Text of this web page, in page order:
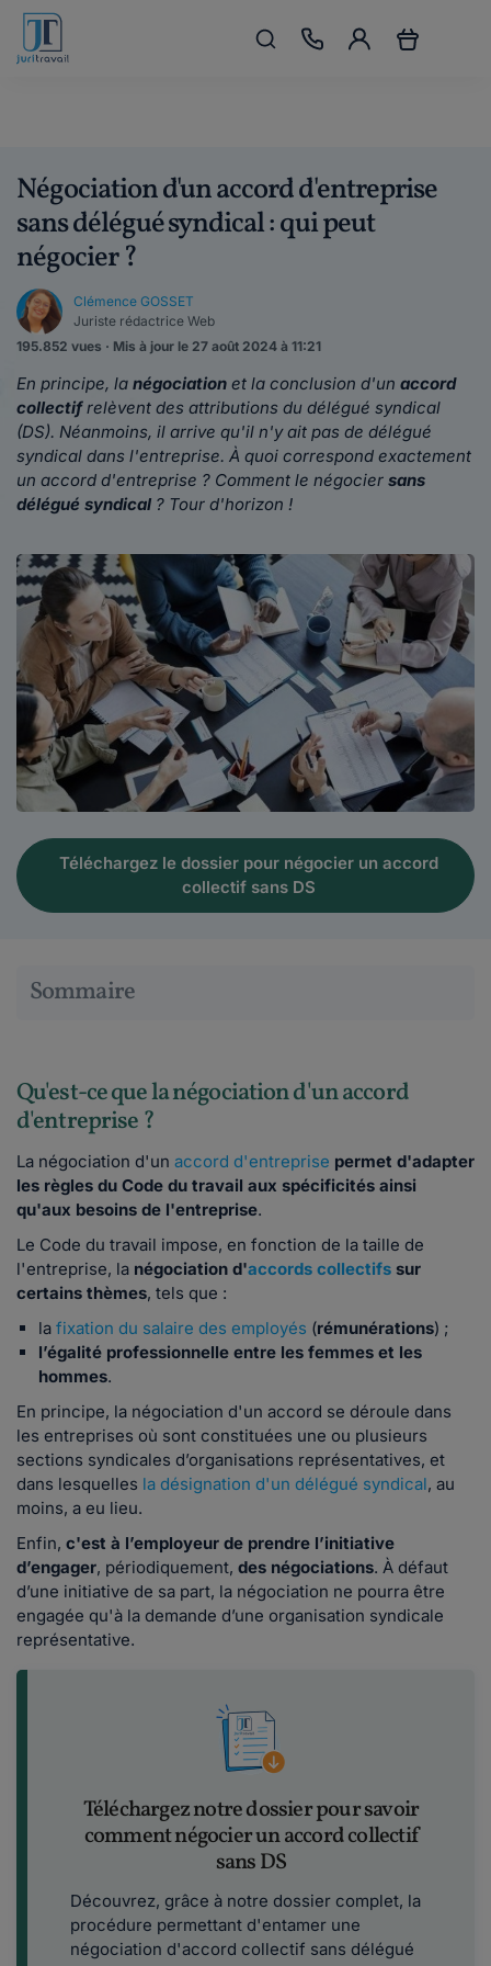
Négociation d'un accord d'entreprise
sans délégué syndical : qui peut
négocier ?
Clémence GOSSET
Juriste rédactrice Web
195.852 vues · Mis à jour le 27 août 2024 à 11:21
En principe, la négociation et la conclusion d'un accord
collectifrelèvent des attributions du délégué syndical
(DS). Néanmoins, il arrive qu'il n'y ait pas de délégué
syndical dans l'entreprise. À quoi correspond exactement
un accord d'entreprise ? Comment le négocier sans
délégué syndical ? Tour d'horizon !
Téléchargez le dossier pour négocier un accord
collectif sans DS
Sommaire
Qu'est-ce que la négociation d'un accord
d'entreprise ?
La négociation d'un accord d'entreprise permet d'adapter
les règles du Code du travail aux spécificités ainsi
qu'aux besoins de l'entreprise.
Le Code du travail impose, en fonction de la taille de
l'entreprise, la négociation d'accords collectifs sur
certains thèmes, tels que :
la fixation du salaire des employés (rémunérations) ;
l’égalité professionnelle entre les femmes et les
hommes.
En principe, la négociation d'un accord se déroule dans
les entreprises où sont constituées une ou plusieurs
sections syndicales d’organisations représentatives, et
dans lesquelles la désignation d'un délégué syndical, au
moins, a eu lieu.
Enfin, c'est à l’employeur de prendre l’initiative
d’engager, périodiquement, des négociations. À défaut
d’une initiative de sa part, la négociation ne pourra être
engagée qu'à la demande d’une organisation syndicale
représentative.
Téléchargez notre dossier pour savoir
comment négocier un accord collectif
sans DS
Découvrez, grâce à notre dossier complet, la
procédure permettant d'entamer une
négociation d'accord collectif sans délégué